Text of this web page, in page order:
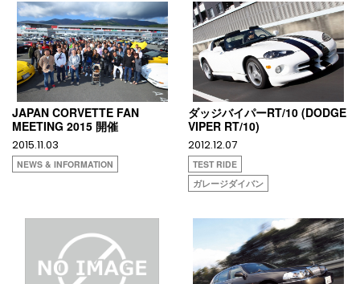
JAPAN CORVETTE FAN
MEETING 2015 開催
2015.11.03
NEWS & INFORMATION
ダッジバイパーRT/10 (DODGE
VIPER RT/10)
2012.12.07
TEST RIDE
ガレージダイバン